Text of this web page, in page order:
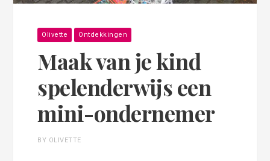
Olivette Ontdekkingen
Maak van je kind
spelenderwijs een
mini-ondernemer
BY OLIVETTE